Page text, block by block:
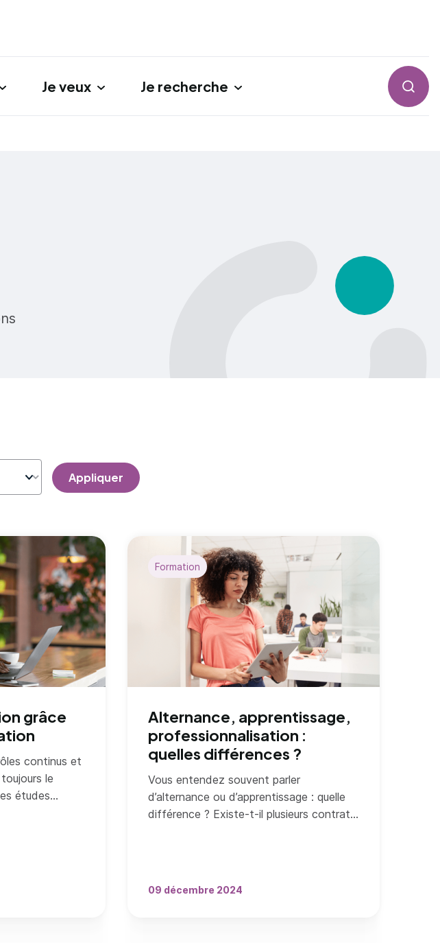
Je veux Je recherche
Appliquer
grâce
continus et
le
études
Alternance, apprentissage,
professionnalisation :
quelles différences ?
Vous entendez souvent parler
d’alternance ou d’apprentissage : quelle
différence ? Existe-t-il plusieurs contrats
09 décembre 2024
Formation